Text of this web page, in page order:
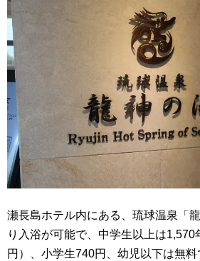
瀬長島ホテル内にある、琉球温泉「
り入浴が可能で、中学生以上は1,570
円）、小学生740円、幼児以下は無